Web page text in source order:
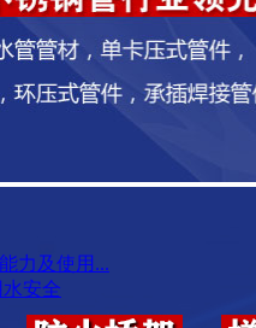
力及使用...
安全